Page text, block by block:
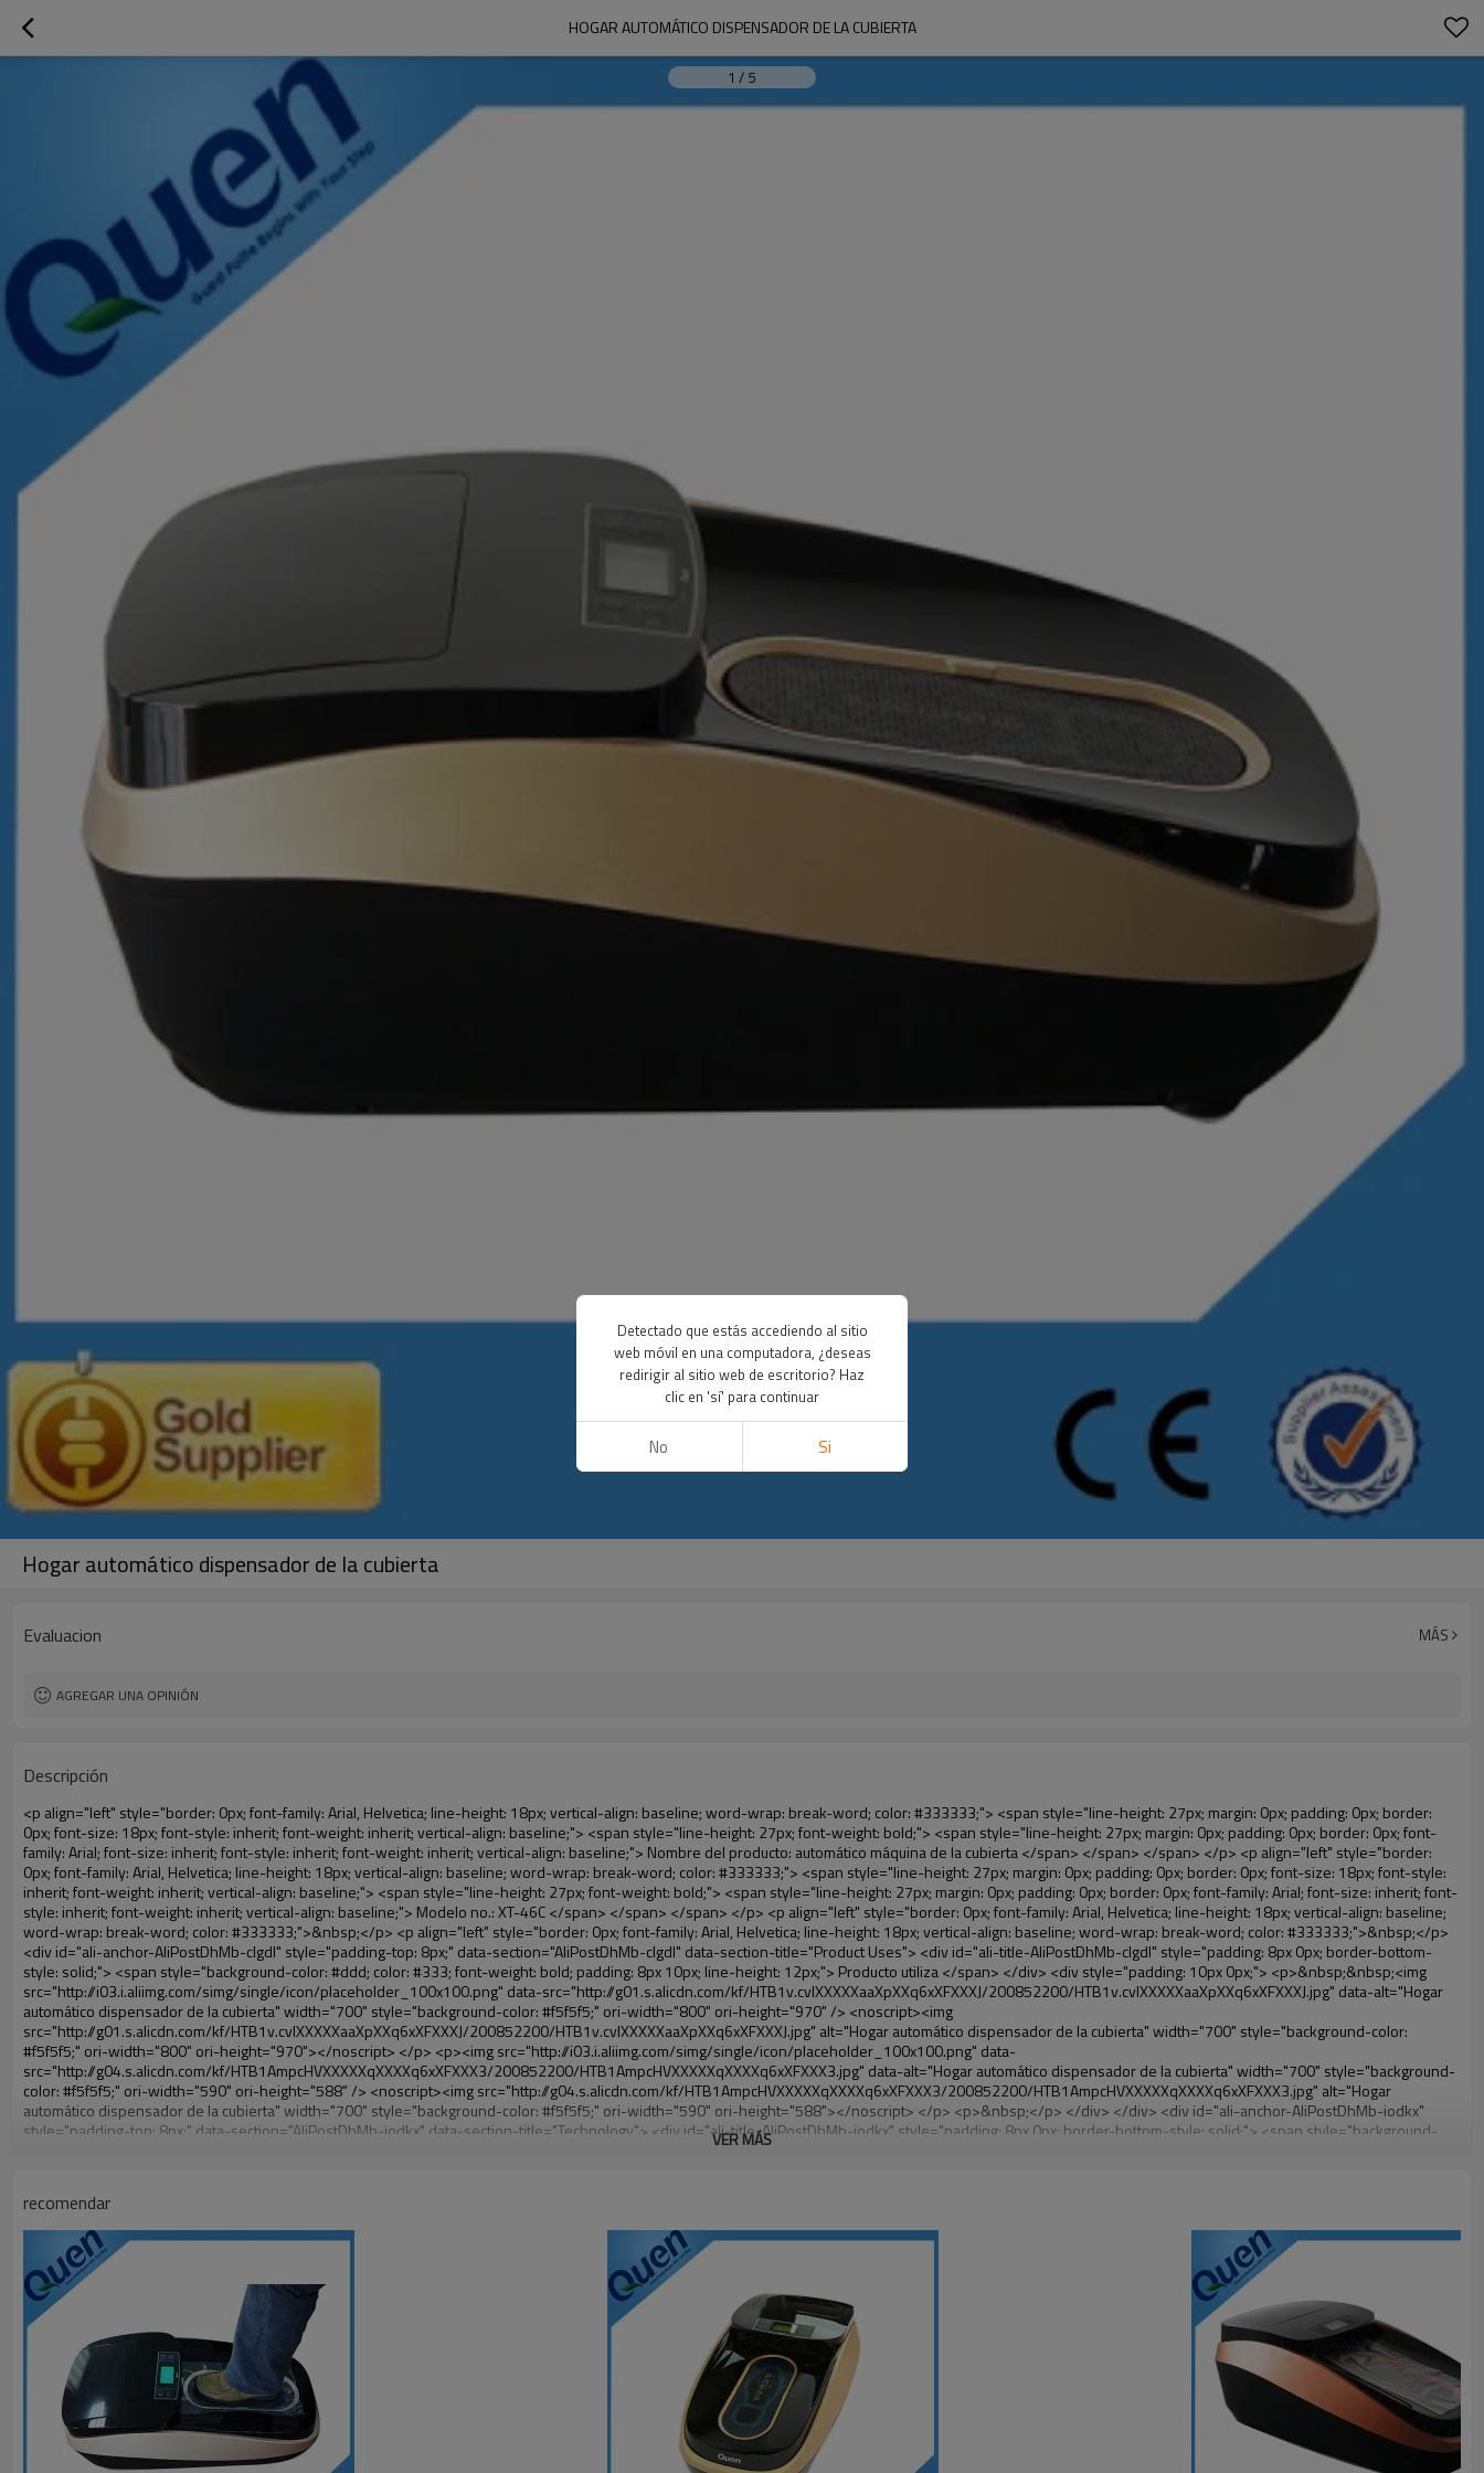
HOGAR AUTOMÁTICO DISPENSADOR DE LA CUBIERTA
1 / 5
Hogar automático dispensador de la cubierta
Evaluacion MÁS
AGREGAR UNA OPINIÓN
Descripción
<p align="left" style="border: 0px; font-family: Arial, Helvetica; line-height: 18px; vertical-align: baseline; word-wrap: break-word; color: #333333;"> <span style="line-height: 27px; margin: 0px; padding: 0px; border: 0px; font-size: 18px; font-style: inherit; font-weight: inherit; vertical-align: baseline;"> <span style="line-height: 27px; font-weight: bold;"> <span style="line-height: 27px; margin: 0px; padding: 0px; border: 0px; font-family: Arial; font-size: inherit; font-style: inherit; font-weight: inherit; vertical-align: baseline;"> Nombre del producto: automático máquina de la cubierta </span> </span> </span> </p> <p align="left" style="border: 0px; font-family: Arial, Helvetica; line-height: 18px; vertical-align: baseline; word-wrap: break-word; color: #333333;"> <span style="line-height: 27px; margin: 0px; padding: 0px; border: 0px; font-size: 18px; font-style: inherit; font-weight: inherit; vertical-align: baseline;"> <span style="line-height: 27px; font-weight: bold;"> <span style="line-height: 27px; margin: 0px; padding: 0px; border: 0px; font-family: Arial; font-size: inherit; font-style: inherit; font-weight: inherit; vertical-align: baseline;"> Modelo no.: XT-46C </span> </span> </span> </p> <p align="left" style="border: 0px; font-family: Arial, Helvetica; line-height: 18px; vertical-align: baseline; word-wrap: break-word; color: #333333;">&nbsp;</p> <p align="left" style="border: 0px; font-family: Arial, Helvetica; line-height: 18px; vertical-align: baseline; word-wrap: break-word; color: #333333;">&nbsp;</p> <div id="ali-anchor-AliPostDhMb-clgdl" style="padding-top: 8px;" data-section="AliPostDhMb-clgdl" data-section-title="Product Uses"> <div id="ali-title-AliPostDhMb-clgdl" style="padding: 8px 0px; border-bottom-style: solid;"> <span style="background-color: #ddd; color: #333; font-weight: bold; padding: 8px 10px; line-height: 12px;"> Producto utiliza </span> </div> <div style="padding: 10px 0px;"> <p>&nbsp;&nbsp;<img src="http://i03.i.aliimg.com/simg/single/icon/placeholder_100x100.png" data-src="http://g01.s.alicdn.com/kf/HTB1v.cvIXXXXXaaXpXXq6xXFXXXJ/200852200/HTB1v.cvIXXXXXaaXpXXq6xXFXXXJ.jpg" data-alt="Hogar automático dispensador de la cubierta" width="700" style="background-color: #f5f5f5;" ori-width="800" ori-height="970" /> <noscript><img src="http://g01.s.alicdn.com/kf/HTB1v.cvIXXXXXaaXpXXq6xXFXXXJ/200852200/HTB1v.cvIXXXXXaaXpXXq6xXFXXXJ.jpg" alt="Hogar automático dispensador de la cubierta" width="700" style="background-color: #f5f5f5;" ori-width="800" ori-height="970"></noscript> </p> <p><img src="http://i03.i.aliimg.com/simg/single/icon/placeholder_100x100.png" data-src="http://g04.s.alicdn.com/kf/HTB1AmpcHVXXXXXqXXXXq6xXFXXX3/200852200/HTB1AmpcHVXXXXXqXXXXq6xXFXXX3.jpg" data-alt="Hogar automático dispensador de la cubierta" width="700" style="background-color: #f5f5f5;" ori-width="590" ori-height="588" /> <noscript><img src="http://g04.s.alicdn.com/kf/HTB1AmpcHVXXXXXqXXXXq6xXFXXX3/200852200/HTB1AmpcHVXXXXXqXXXXq6xXFXXX3.jpg" alt="Hogar automático dispensador de la cubierta" width="700" style="background-color: #f5f5f5;" ori-width="590" ori-height="588"></noscript> </p> <p>&nbsp;</p> </div> </div> <div id="ali-anchor-AliPostDhMb-iodkx" style="padding-top: 8px;" data-section="AliPostDhMb-iodkx" data-section-title="Technology"> <div id="ali-title-AliPostDhMb-iodkx" style="padding: 8px 0px; border-bottom-style: solid;"> <span style="background-color: #ddd; color: #333; font-weight: bold; padding: 8px 10px; line-height: 12px;"> Tecnología </span> </div> <div style="padding: 10px 0px;"> <p>&nbsp;</p> <p style="background-color: #f5f5f5;"> <span style="line-height: normal; font-family: Arial;"> Esta máquina de la cubierta automática utiliza el principio de que <span style="line-height: 21px; color: #0000ff;"> <strong> <span style="line-height: 21px; color: #99cc00;"> <em> T </em> </span> </strong> </span> </span> <strong> <span style="line-height: 21px; color: #99cc00;"> <em> <span style="line-height: normal; font-family: Arial;"> Hermo film retráctil se reducirá en </span> </em> </span> </strong> </p> <p style="background-color: #f5f5f5;"> <span style="line-height: 21px; font-size: 14px;"> <strong> <em> <span style="line-height: normal; font-family: Arial; color: #99cc00;"> Temperatura adecuada </span> </em> </strong> <span style="line-height: normal; font-family: Arial;"> <strong> <em> <span style="line-height: 21px; color: #99cc00;"> . </span> </em> </strong> Tecnología diferente de otros cubierta del zapato </span> <span style="line-height: normal; font-family: Arial;"> Máquina </span> <span style="line-height: normal; font-family: Arial;"> . </span> </span> </p> <p style="background-color: #f5f5f5;"> <span style="line-height: 21px; font-size: 14px;"> <span style="line-height: normal; font-family: Arial;"> Puede <span style="line-height: 21px; color: #0000ff;"> </span> </span> <em> <span style="line-height: normal; font-weight: bold; font-family: Arial; color: #99cc00;"> Automáticamente </span> </em> <span style="line-height: normal; font-family: Arial;"> <em> <span style="line-height: 21px; color: #99cc00;"> </span> </em> Salidas y corta la película de PVC y </span> <em> <span style="line-height: normal; font-weight: bold; font-family: Arial; color: #99cc00;"> Proporcionar aire caliente. </span> </em> </span> </p> <p style="background-color: #f5f5f5;"><br> <strong> <span style="line-height: 21px; font-size: 14px;"> <span style="line-height: normal; font-family: Arial;"> Que </span> <span style="line-height: 18px;"> <span style="line-height: normal; font-family: Arial;"> Sólo toma tres </span> </span> <span style="line-height: normal; font-family: Arial;"> Segundos para hacer que el PVC película en zapatos cubierta del zapato y abrigos de las personas </span> <span style="line-height: normal; font-family: Arial;"> . </span> </span> </strong> </p> <p style="background-color: #f5f5f5;">&nbsp;</p> <p style="background-color: #f5f5f5;">&nbsp;</p> <p style="background-color: #f5f5f5;"> <strong> <span style="line-height: 36px; color: #99cc00; font-size: 24px;"> <em> <span style="line-height: 21px;"> <span style="line-height: normal; font-family: Arial;"> Automática máquina de la cubierta </span> </span> </em> </span> </strong> </p> <p style="background-color: #f5f5f5;"> <span style="line-height: 27px; font-size: 18px; color: #99cc00;"> <em> <span style="line-height: 21px;"> <span style="line-height: normal; font-family: Arial;"> Para proporcionar un ambiente limpio! </span> </span> </em> </span> </p> </div> </div> <p align="left" style="border: 0px; font-family: Arial, Helvetica; line-height: 18px; vertical-align: baseline; word-wrap: break-word; color: #333333;">&nbsp;</p> <p style="border: 0px; font-family: Arial, Helvetica, sans-serif; font-size: 14px; line-height: 26.6000003814697px; vertical-align: baseline; word-wrap: break-word; color: #333333;">&nbsp;</p> <div id="ali-anchor-AliPostDhMb-1epqd" style="padding-top: 8px;" data-section="AliPostDhMb-1epqd" data-section-title="Product Description"> <div id="ali-title-AliPostDhMb-1epqd" style="padding: 8px 0px; border-bottom-style: solid;"> <span style="background-color: #ddd; color: #333; font-weight: bold; padding: 8px 10px; line-height: 12px;"> Descripción del producto </span> </div> <div style="padding: 10px 0px;"> <p>&nbsp;&nbsp;<img src="http://i03.i.aliimg.com/simg/single/icon/placeholder_100x100.png" data-src="http://g01.s.alicdn.com/kf/HTB18lcbIXXXXXbEXVXXq6xXFXXXF/200852200/HTB18lcbIXXXXXbEXVXXq6xXFXXXF.jpg" data-alt="Hogar automático dispensador de la cubierta" width="700" style="background-color: #f5f5f5;" ori-width="785" ori-height="559" /> <noscript><img src="http://g01.s.alicdn.com/kf/HTB18lcbIXXXXXbEXVXXq6xXFXXXF/200852200/HTB18lcbIXXXXXbEXVXXq6xXFXXXF.jpg" alt="Hogar automático dispensador de la cubierta" width="700" style="background-color: #f5f5f5;" ori-width="785" ori-height="559"></noscript> </p> <p><img src="http://i03.i.aliimg.com/simg/single/icon/placeholder_100x100.png" data-src="http://g04.s.alicdn.com/kf/HTB1t2oxIXXXXXXOXpXXq6xXFXXXF/200852200/HTB1t2oxIXXXXXXOXpXXq6xXFXXXF.jpg" data-alt="Hogar automático dispensador de la cubierta" width="700" style="background-color: #f5f5f5;" ori-width="800" ori-height="654" /> <noscript><img src="http://g04.s.alicdn.com/kf/HTB1t2oxIXXXXXXOXpXXq6xXFXXXF/200852200/HTB1t2oxIXXXXXXOXpXXq6xXFXXXF.jpg" alt="Hogar automático dispensador de la cubierta" width="700" style="background-color: #f5f5f5;" ori-width="800" ori-height="654"></noscript> </p> </div> </div> <div id="ali-anchor-AliPostDhMb-jfxjh" style="padding-top: 8px;" data-section="AliPostDhMb-jfxjh" data-section-title="Product Advantages"> <div id="ali-title-AliPostDhMb-jfxjh" style="padding: 8px 0px; border-bottom-style: solid;"> <span style="background-color: #ddd; color: #333; font-weight: bold; padding: 8px 10px; line-height: 12px;"> Ventajas del producto </span> </div> <div style="padding: 10px 0px;"> <p>&nbsp;</p> <table class="aliDataTable" style="width: 600px; height: 436px;"><tbody> <tr style="height: 34.35pt;" align="left"><td style="width: 598pt;" colspan="2" valign="center"><p> <span style="line-height: normal; font-weight: bold; font-size: 12pt; font-family: Arial;"> Ventaja de Quen Shoe machine: </span> </p></td></tr> <tr style="height: 53.95pt;" align="left"> <td style="width: 181.85pt;" valign="center"><p><span style="line-height: normal; font-weight: bold; font-family: arial, helvetica, sans-serif; color: #008000; font-size
VER MÁS
recomendar
Detectado que estás accediendo al sitio
web móvil en una computadora, ¿deseas
redirigir al sitio web de escritorio? Haz
clic en 'sí' para continuar
No Si